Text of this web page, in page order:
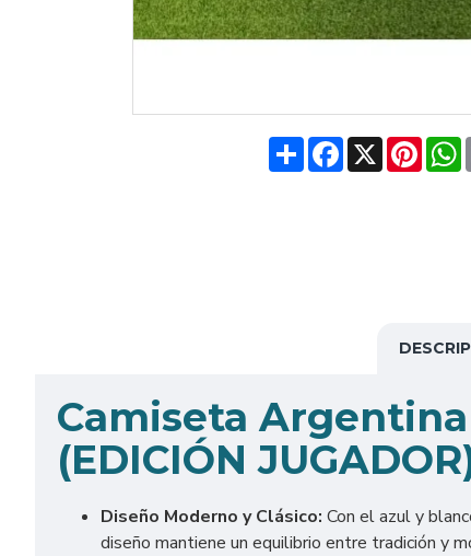
ShareFacebook
X
Camiseta
(EDICIÓN
Diseño Moderno y Clásico: Con el azul y
diseño mantiene un equilibrio entre tradición y